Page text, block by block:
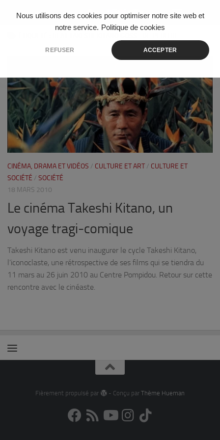
Nous utilisons des cookies pour optimiser notre site web et
notre service. Politique de cookies
REFUSER ACCEPTER
Skip to content
CINÉMA, DRAMA ET VIDÉOS / CULTURE ET ART / CULTURE ET
SOCIÉTÉ / SOCIÉTÉ
18 MARS 2010
Le cinéma Takeshi Kitano, un
voyage tragi-comique
Takeshi Kitano est venu inaugurer le cycle Takeshi Kitano,
l’iconoclaste, une rétrospective de ses films qui se tiendra du
11 mars au 26 juin 2010 au Centre Pompidou. Retour sur cette
rencontre avec le cinéaste.
Fièrement propulsé par - Conçu par Thème Hueman